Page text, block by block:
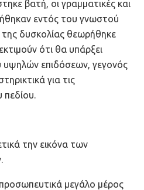
βατή, οι γραμματικές και
εντός του γνωστού
της δυσκολίας θεωρήθηκε
ότι θα υπάρξει
υψηλών επιδόσεων, γεγονός
για τις
την εικόνα των
μεγάλο μέρος